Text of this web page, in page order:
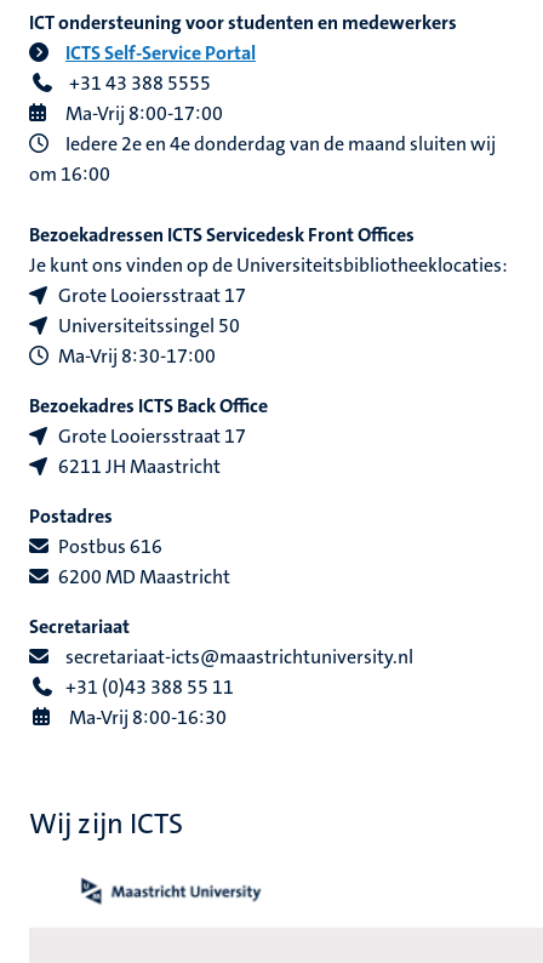
ICT ondersteuning voor studenten en medewerkers
ICTS Self-Service Portal
+31 43 388 5555
Ma-Vrij 8:00-17:00
Iedere 2e en 4e donderdag van de maand sluiten wij
om 16:00
Bezoekadressen ICTS Servicedesk Front Offices
Je kunt ons vinden op de Universiteitsbibliotheeklocaties:
Grote Looiersstraat 17
Universiteitssingel 50
Ma-Vrij 8:30-17:00
Bezoekadres ICTS Back Office
Grote Looiersstraat 17
6211 JH Maastricht
Postadres
Postbus 616
6200 MD Maastricht
Secretariaat
secretariaat-icts@maastrichtuniversity.nl
+31 (0)43 388 55 11
Ma-Vrij 8:00-16:30
Wij zijn ICTS